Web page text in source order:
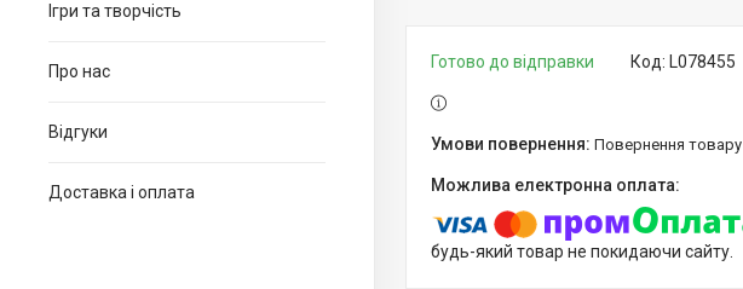
Ігри та творчість
Про нас
Відгуки
Доставка і оплата
Готово до відправки Код: L078455
повернення
будь-який товар не покидаючи сайту.